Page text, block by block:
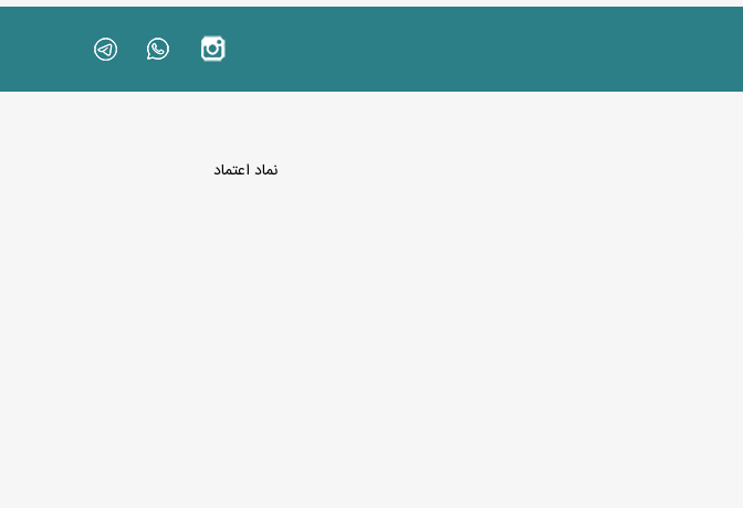
نماد اعتماد